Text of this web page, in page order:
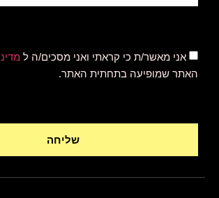
אני מאשר/ת כי קראתי ואני מסכים/ה ל
האתר שמופיעה בתחתית האתר.
שליחה